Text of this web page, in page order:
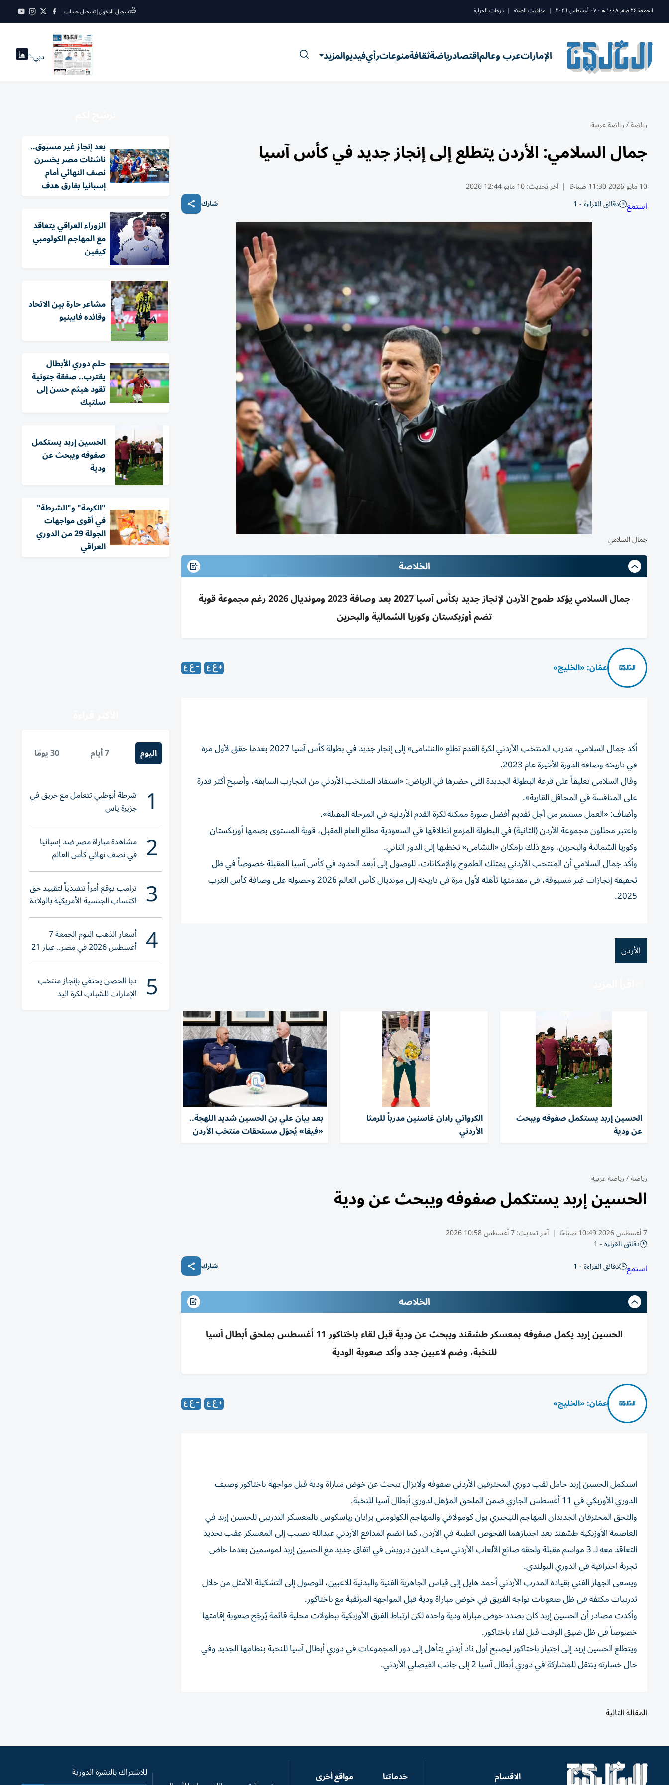
الجمعة ٢٤ صفر ١٤٤٨ ه - ٠٧ أغسطس ٢٠٢٦ | مواقيت الصلاة | درجات الحرارة تسجيل الدخول|تسجيل حساب
الإماراتعرب وعالماقتصادرياضةثقافةمنوعاترأيفيديوالمزيد دبي--°
رياضة/رياضة عربية
جمال السلامي: الأردن يتطلع إلى إنجاز جديد في كأس آسيا
10 مايو 2026 11:30 صباحًا | آخر تحديث:10 مايو 12:44 2026
استمع دقائق القراءة - 1 شارك
جمال السلامي
الخلاصة
جمال السلامي يؤكد طموح الأردن لإنجاز جديد بكأس آسيا 2027 بعد وصافة 2023 ومونديال 2026 رغم مجموعة قوية
تضم أوزبكستان وكوريا الشمالية والبحرين
عمّان: «الخليج»
أكد جمال السلامي، مدرب المنتخب الأردني لكرة القدم تطلع «النشامى» إلى إنجاز جديد في بطولة كأس آسيا 2027 بعدما حقق لأول مرة
في تاريخه وصافة الدورة الأخيرة عام 2023.
وقال السلامي تعليقاً على قرعة البطولة الجديدة التي حضرها في الرياض: «استفاد المنتخب الأردني من التجارب السابقة، وأصبح أكثر قدرة
على المنافسة في المحافل القارية».
وأضاف: «العمل مستمر من أجل تقديم أفضل صورة ممكنة لكرة القدم الأردنية في المرحلة المقبلة».
واعتبر محللون مجموعة الأردن (الثانية) في البطولة المزمع انطلاقها في السعودية مطلع العام المقبل، قوية المستوى بضمها أوزبكستان
وكوريا الشمالية والبحرين، ومع ذلك بإمكان «النشامى» تخطيها إلى الدور الثاني.
وأكد جمال السلامي أن المنتخب الأردني يمتلك الطموح والإمكانات، للوصول إلى أبعد الحدود في كأس آسيا المقبلة خصوصاً في ظل
تحقيقه إنجازات غير مسبوقة، في مقدمتها تأهله لأول مرة في تاريخه إلى مونديال كأس العالم 2026 وحصوله على وصافة كأس العرب
2025.
الأردن
الحسين إربد يستكمل صفوفه ويبحث
عن ودية
الكرواتي رادان غاسنين مدرباً للرمثا
الأردني
بعد بيان علي بن الحسين شديد اللهجة..
«فيفا» يُحوّل مستحقات منتخب الأردن
رياضة/رياضة عربية
الحسين إربد يستكمل صفوفه ويبحث عن ودية
7 أغسطس 2026 10:49 صباحًا | آخر تحديث:7 أغسطس 10:58 2026
دقائق القراءة - 1
استمع دقائق القراءة - 1 شارك
الخلاصه
الحسين إربد يكمل صفوفه بمعسكر طشقند ويبحث عن ودية قبل لقاء باختاكور 11 أغسطس بملحق أبطال آسيا
للنخبة، وضم لاعبين جدد وأكد صعوبة الودية
عمّان: «الخليج»
استكمل الحسين إربد حامل لقب دوري المحترفين الأردني صفوفه ولايزال يبحث عن خوض مباراة ودية قبل مواجهة باختاكور وصيف
الدوري الأوزبكي في 11 أغسطس الجاري ضمن الملحق المؤهل لدوري أبطال آسيا للنخبة.
والتحق المحترفان الجديدان المهاجم النيجيري بول كومولافي والمهاجم الكولومبي برايان رياسكوس بالمعسكر التدريبي للحسين إربد في
العاصمة الأوزبكية طشقند بعد اجتيازهما الفحوص الطبية في الأردن، كما انضم المدافع الأردني عبدالله نصيب إلى المعسكر عقب تجديد
التعاقد معه لـ 3 مواسم مقبلة ولحقه صانع الألعاب الأردني سيف الدين درويش في اتفاق جديد مع الحسين إربد لموسمين بعدما خاض
تجربة احترافية في الدوري البولندي.
ويسعى الجهاز الفني بقيادة المدرب الأردني أحمد هايل إلى قياس الجاهزية الفنية والبدنية للاعبين، للوصول إلى التشكيلة الأمثل من خلال
تدريبات مكثفة في ظل صعوبات تواجه الفريق في خوض مباراة ودية قبل المواجهة المرتقبة مع باختاكور.
وأكدت مصادر أن الحسين إربد كان بصدد خوض مباراة ودية واحدة لكن ارتباط الفرق الأوزبكية ببطولات محلية قائمة يُرجّح صعوبة إقامتها
خصوصاً في ظل ضيق الوقت قبل لقاء باختاكور.
ويتطلع الحسين إربد إلى اجتياز باختاكور ليصبح أول ناد أردني يتأهل إلى دور المجموعات في دوري أبطال آسيا للنخبة بنظامها الجديد وفي
حال خسارته ينتقل للمشاركة في دوري أبطال آسيا 2 إلى جانب الفيصلي الأردني.
المقالة التالية
بعد إنجاز غير مسبوق..
ناشئات مصر يخسرن
نصف النهائي أمام
إسبانيا بفارق هدف
الزوراء العراقي يتعاقد
مع المهاجم الكولومبي
كيفين
مشاعر حارة بين الاتحاد
وقائده فابينيو
حلم دوري الأبطال
يقترب.. صفقة جنونية
تقود هيثم حسن إلى
سلتيك
الحسين إربد يستكمل
صفوفه ويبحث عن
ودية
"الكرمة" و"الشرطة"
في أقوى مواجهات
الجولة 29 من الدوري
العراقي
اليوم 7 أيام 30 يومًا
1 شرطة أبوظبي تتعامل مع حريق في
جزيرة ياس
2 مشاهدة مباراة مصر ضد إسبانيا
في نصف نهائي كأس العالم
لناشئات اليد 2026
3 ترامب يوقع أمراً تنفيذياً لتقييد حق
اكتساب الجنسية الأمريكية بالولادة
4 أسعار الذهب اليوم الجمعة 7
أغسطس 2026 في مصر.. عيار 21
يقترب من هذا الرقم
5 دبا الحصن يحتفي بإنجاز منتخب
الإمارات للشباب لكرة اليد
الاقسام خدماتنا مواقع أخرى للاشتراك بالنشرة الدورية